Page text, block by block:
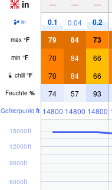
in — — —
in 0.1 0.04 0.2
max °F 79 84 73
min °F 70 84 66
chill °F 70 84 66
Feuchte % 74 57 93
Gefrier­punkt ft 14800 14800 14800
6000ft
9000ft
12000ft
15000ft